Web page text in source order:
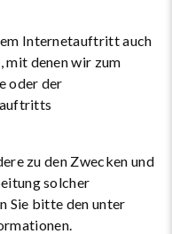
Internetauftritt auch
mit denen wir zum
oder der
zu den Zwecken und
solcher
Sie bitte den unter